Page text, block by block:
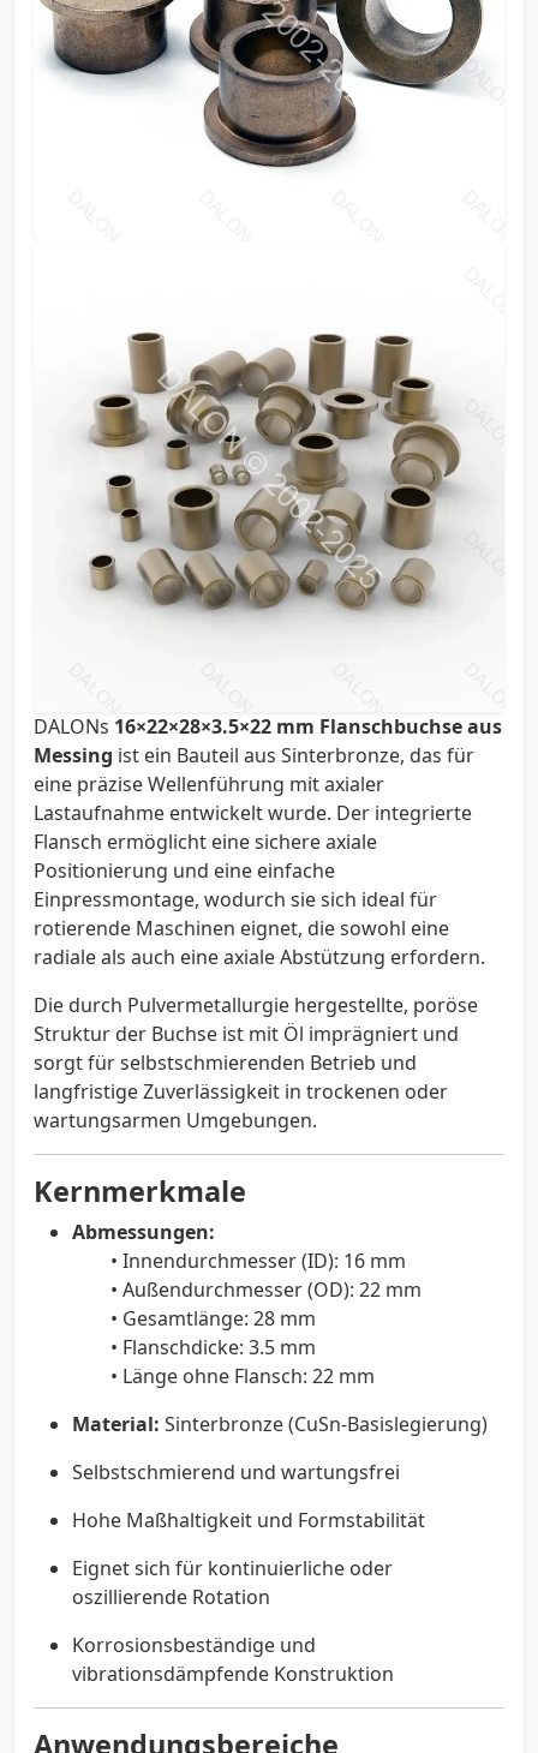
DALONs 16×22×28×3.5×22 mm Flanschbuchse aus
Messing ist ein Bauteil aus Sinterbronze, das für
eine präzise Wellenführung mit axialer
Lastaufnahme entwickelt wurde. Der integrierte
Flansch ermöglicht eine sichere axiale
Positionierung und eine einfache
Einpressmontage, wodurch sie sich ideal für
rotierende Maschinen eignet, die sowohl eine
radiale als auch eine axiale Abstützung erfordern.
Die durch Pulvermetallurgie hergestellte, poröse
Struktur der Buchse ist mit Öl imprägniert und
sorgt für selbstschmierenden Betrieb und
langfristige Zuverlässigkeit in trockenen oder
wartungsarmen Umgebungen.
Kernmerkmale
Abmessungen:
• Innendurchmesser (ID): 16 mm
• Außendurchmesser (OD): 22 mm
• Gesamtlänge: 28 mm
• Flanschdicke: 3.5 mm
• Länge ohne Flansch: 22 mm
Material: Sinterbronze (CuSn-Basislegierung)
Selbstschmierend und wartungsfrei
Hohe Maßhaltigkeit und Formstabilität
Eignet sich für kontinuierliche oder
oszillierende Rotation
Korrosionsbeständige und
vibrationsdämpfende Konstruktion
Anwendungsbereiche